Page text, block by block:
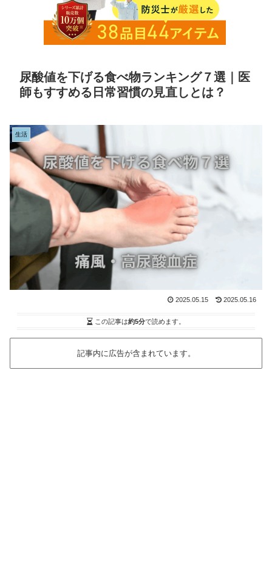
尿酸値を下げる食べ物ランキング７選｜医
師もすすめる日常習慣の見直しとは？
生活
2025.05.15 2025.05.16
この記事は約5分で読めます。
記事内に広告が含まれています。